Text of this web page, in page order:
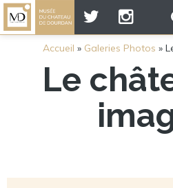
Accueil » Galeries Photos »
Le